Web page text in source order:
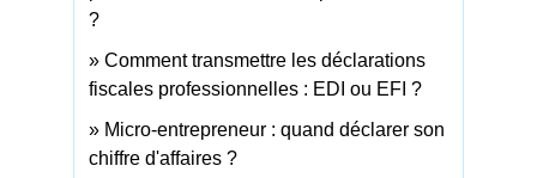
?
Comment transmettre les déclarations
fiscales professionnelles : EDI ou EFI ?
Micro-entrepreneur : quand déclarer son
chiffre d'affaires ?